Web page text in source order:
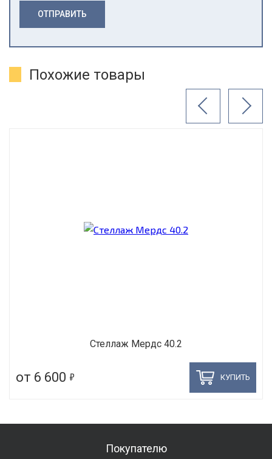
ОТПРАВИТЬ
Похожие товары
Стеллаж Мердс 40.2
от 6 600 5 КУПИТЬ
Покупателю